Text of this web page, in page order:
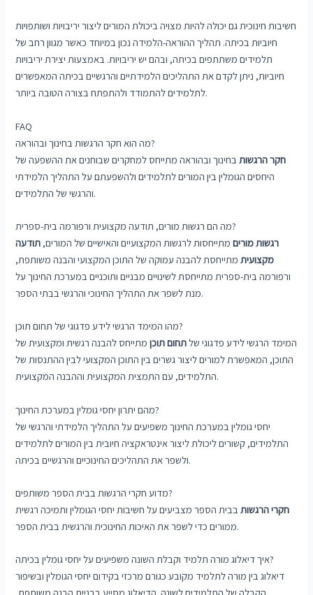
חשיבות חינוכית גם יכולה להיות מצויה ביכולת המורים ליצור יריבויות ושותפויות
חיוביות בכיתה. תהליך ההוראה-הלמידה נכון במיוחד כאשר מגוון רחב של
תלמידים משתתפים בכיתה, ובהם יש יריבויות. באמצעות יצירת יריבויות
חיוביות, ניתן לקדם את התהליכים הלמידתיים והרגשיים בכיתה המאפשרים
לתלמידים להתמודד ולהתפתח בצורה הטובה ביותר.
FAQ
מה הוא חקר הרגשות בחינוך ובהוראה?
חקר הרגשותבחינוך ובהוראה מתייחס למחקרים שבוחנים את ההשפעה של
היחסים הגומלין בין המורים לתלמידים ולהשפעתם על התהליך הלמידתי
והרגשי של התלמידים.
מה הם רגשות מורים, תודעה מקצועית ורפורמה בית-ספרית?
רגשות מוריםמתייחסות לרגשות המקצועיים והאישיים של המורים, תודעה
מקצועיתמתייחסת להבנה עמוקה של התוכן המקצועי והבנה משותפת,
ורפורמה בית-ספרית מתייחסת לשינויים מבניים ותוכניים במערכת החינוך על
מנת לשפר את התהליך החינוכי והרגשי בבתי הספר.
מהו המימד הרגשי לידע פדגוגי של תחום תוכן?
המימד הרגשי לידע פדגוגי שלתחום תוכןמתייחס להבנה רגשית ומקצועית של
התוכן, המאפשרת למורים ליצור גשרים בין התוכן המקצועי לבין ההתנסות של
התלמידים, עם התמצית המקצועית וההבנה המקצועית.
מהם יתרון יחסי גומלין במערכת החינוך?
יחסי גומלין במערכת החינוך משפיעים על התהליך הלמידתי והרגשי של
התלמידים, קשורים ליכולת ליצור אינטראקציה חיובית בין המורים לתלמידים
ולשפר את התהליכים החינוכיים והרגשיים בכיתה.
מדוע חקרי הרגשות בבית הספר משותפים?
חקרי הרגשותבבית הספר מצביעים על חשיבות יחסי הגומלין ותמיכה רגשית
ממורים כדי לשפר את האיכות החינוכית והרגשית בבית הספר.
איך דיאלוג מורה תלמיד וקבלת השונה משפיעים על יחסי גומלין בכיתה?
דיאלוג בין מורה לתלמיד מקובע כגורם מרכזי בקידום יחסי הגומלין ובשיפור